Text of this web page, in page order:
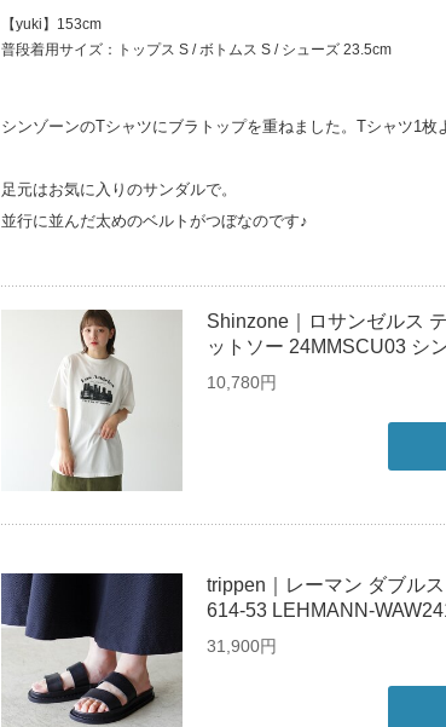
【yuki】153cm
普段着用サイズ：トップス S / ボトムス S / シューズ 23.5cm
シンゾーンのTシャツにブラトップを重ねました。Tシャツ1枚
足元はお気に入りのサンダルで。
並行に並んだ太めのベルトがつぼなのです♪
Shinzone｜ロサンゼルス
ットソー 24MMSCU03 シ
10,780円
trippen｜レーマン ダブル
614-53 LEHMANN-
31,900円